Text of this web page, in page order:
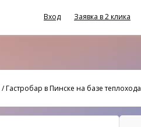
Вход Заявка в 2 клика
/Гастробар в Пинске на базе теплохода